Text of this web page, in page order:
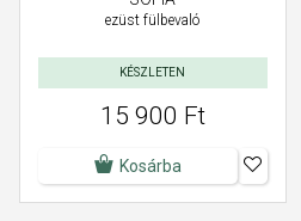
ezüst fülbevaló
KÉSZLETEN
15 900 Ft
Kosárba